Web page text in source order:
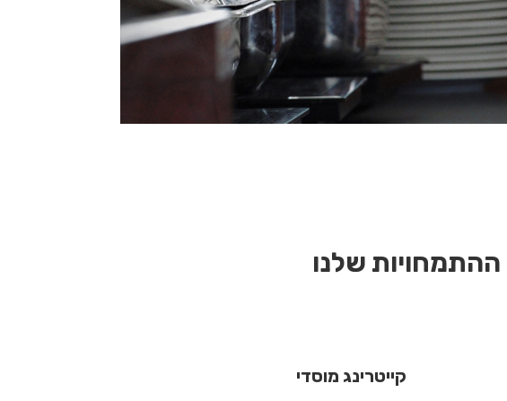
ההתמחויות שלנו
קייטרינג מוסדי